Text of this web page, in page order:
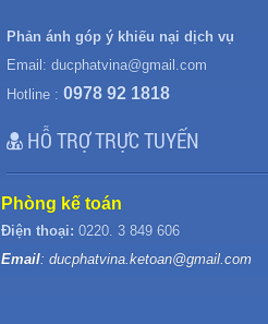
Phản ánh góp ý khiếu nại dịch vụ
Email: ducphatvina@gmail.com
Hotline : 0978 92 1818
HỖ TRỢ TRỰC TUYẾN
Phòng kế toán
Điện thoại: 0220. 3 849 606
Email: ducphatvina.ketoan@gmail.com